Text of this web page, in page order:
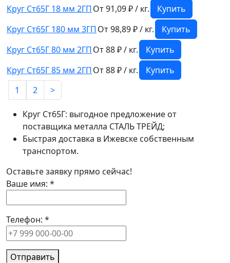
Круг Ст65Г 18 мм 2ГПОт 91,09 ₽ / кг.
Купить
Круг Ст65Г 180 мм 3ГПОт 98,89 ₽ / кг.
Купить
Круг Ст65Г 80 мм 2ГПОт 88 ₽ / кг.
Купить
Круг Ст65Г 85 мм 2ГПОт 88 ₽ / кг.
Купить
1
2 >
Круг Ст65Г: выгодное предложение от
поставщика металла СТАЛЬ ТРЕЙД;
Быстрая доставка в Ижевске собственным
транспортом.
Оставьте заявку прямо сейчас!
Ваше имя: *
Телефон: *
Отправить